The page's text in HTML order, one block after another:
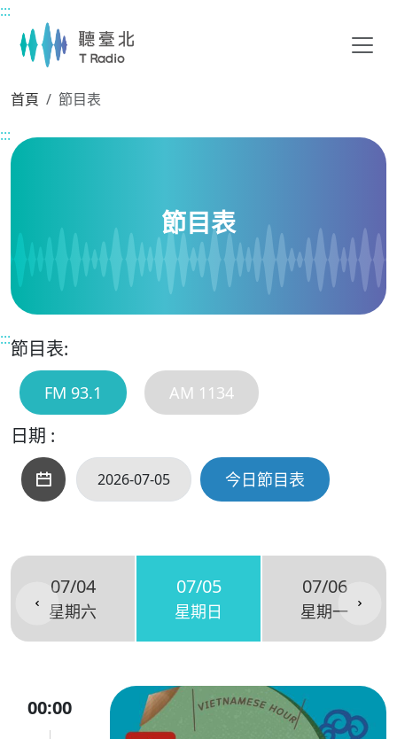
主要內容區塊
:::
首頁
節目表
:::
節目表
:::節目表:
FM 93.1 AM 1134
日期 :
今日節目表
07/04
星期六
07/05
星期日
07/06
星期一
00:00